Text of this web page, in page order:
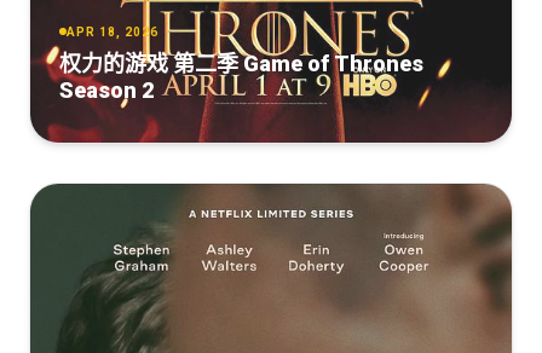
APR 18, 2026
权力的游戏 第二季 Game of Thrones
Season 2